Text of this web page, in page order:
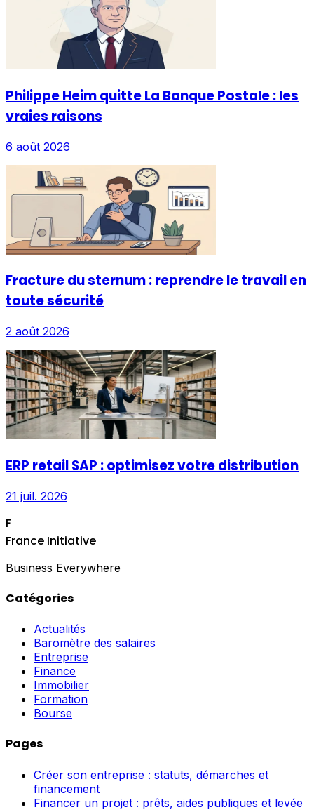
Philippe Heim quitte La Banque Postale : les
vraies raisons
6 août 2026
Fracture du sternum : reprendre le travail en
toute sécurité
2 août 2026
ERP retail SAP : optimisez votre distribution
21 juil. 2026
F
France Initiative
Business Everywhere
Catégories
Actualités
Baromètre des salaires
Entreprise
Finance
Immobilier
Formation
Bourse
Pages
Créer son entreprise : statuts, démarches et
financement
Financer un projet : prêts, aides publiques et levée